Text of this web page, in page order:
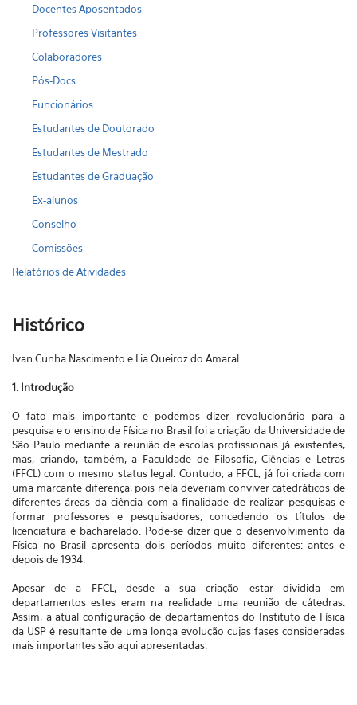
Docentes Aposentados
Professores Visitantes
Colaboradores
Pós-Docs
Funcionários
Estudantes de Doutorado
Estudantes de Mestrado
Estudantes de Graduação
Ex-alunos
Conselho
Comissões
Relatórios de Atividades
Histórico
Ivan Cunha Nascimento e Lia Queiroz do Amaral
1. Introdução
O fato mais importante e podemos dizer revolucionário para a
pesquisa e o ensino de Física no Brasil foi a criação da Universidade de
São Paulo mediante a reunião de escolas profissionais já existentes,
mas, criando, também, a Faculdade de Filosofia, Ciências e Letras
(FFCL) com o mesmo status legal. Contudo, a FFCL, já foi criada com
uma marcante diferença, pois nela deveriam conviver catedráticos de
diferentes áreas da ciência com a finalidade de realizar pesquisas e
formar professores e pesquisadores, concedendo os títulos de
licenciatura e bacharelado. Pode-se dizer que o desenvolvimento da
Física no Brasil apresenta dois períodos muito diferentes: antes e
depois de 1934.
Apesar de a FFCL, desde a sua criação estar dividida em
departamentos estes eram na realidade uma reunião de cátedras.
Assim, a atual configuração de departamentos do Instituto de Física
da USP é resultante de uma longa evolução cujas fases consideradas
mais importantes são aqui apresentadas.